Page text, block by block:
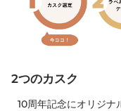
2つのカスク
10周年記念にオリジ